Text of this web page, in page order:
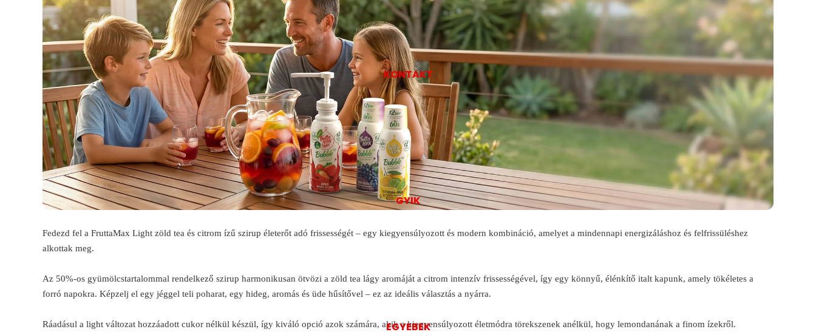
KONTAKT
GYIK
EGYEBEK
Fedezd fel a FruttaMax Light zöld tea és citrom ízű szirup életerőt adó frissességét – egy kiegyensúlyozott és modern kombináció, amelyet a mindennapi energizáláshoz és felfrissüléshez
alkottak meg.
Az 50%-os gyümölcstartalommal rendelkező szirup harmonikusan ötvözi a zöld tea lágy aromáját a citrom intenzív frissességével, így egy könnyű, élénkítő italt kapunk, amely tökéletes a
forró napokra. Képzelj el egy jéggel teli poharat, egy hideg, aromás és üde hűsítővel – ez az ideális választás a nyárra.
Ráadásul a light változat hozzáadott cukor nélkül készül, így kiváló opció azok számára, akik a kiegyensúlyozott életmódra törekszenek anélkül, hogy lemondanának a finom ízekről.